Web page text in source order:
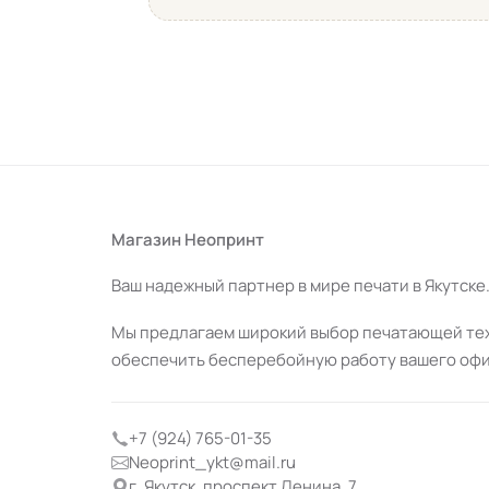
Магазин Неопринт
Ваш надежный партнер в мире печати в Якутске.
Мы предлагаем широкий выбор печатающей
обеспечить бесперебойную работу вашего
+7 (924) 765-01-35
Neoprint_ykt@mail.ru